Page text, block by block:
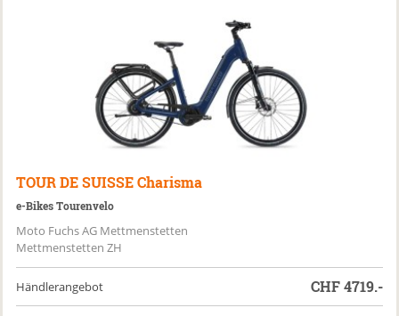
TOUR DE SUISSE Charisma
e-Bikes Tourenvelo
Moto Fuchs AG Mettmenstetten
Mettmenstetten ZH
Händlerangebot CHF4719.-